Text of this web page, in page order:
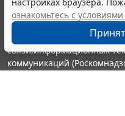
ознакомьтесь с
информации ГАРАНТ.
Портал ГАРАНТ.РУ
издания Федеральной
связи,информационных
коммуникаций